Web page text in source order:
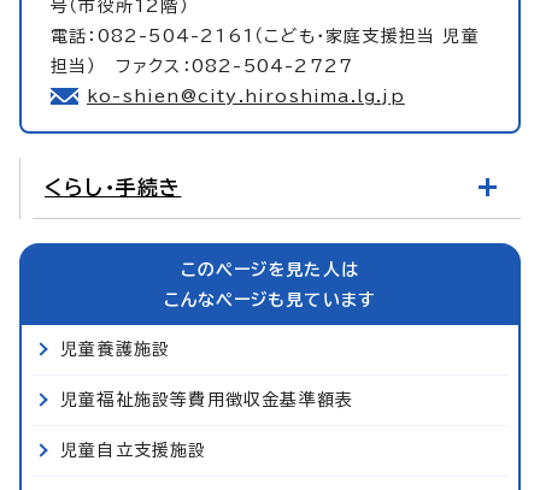
号（市役所12階）
電話：082-504-2161（こども・家庭支援担当 児童
担当） ファクス：082-504-2727
ko-shien@city.hiroshima.lg.jp
くらし・手続き
このページを見た人は
こんなページも見ています
児童養護施設
児童福祉施設等費用徴収金基準額表
児童自立支援施設